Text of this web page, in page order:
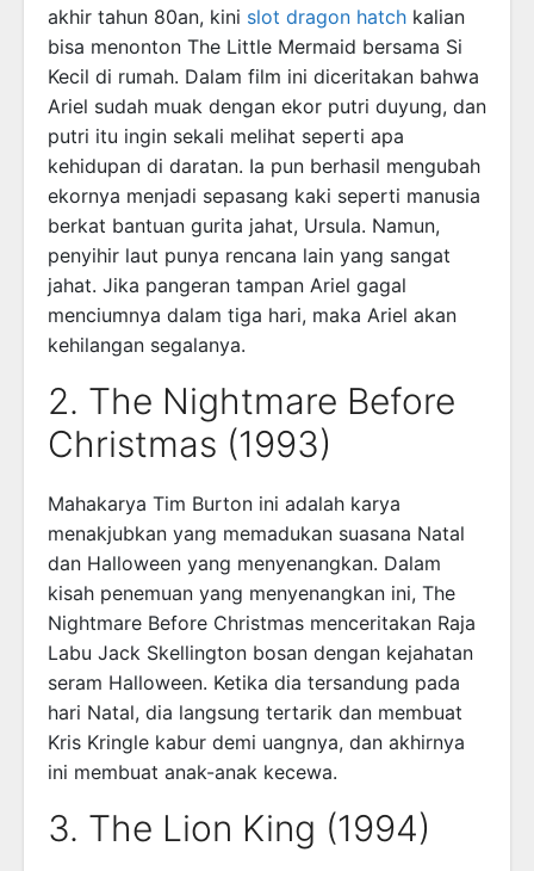
akhir tahun 80an, kini slot dragon hatch kalian
bisa menonton The Little Mermaid bersama Si
Kecil di rumah. Dalam film ini diceritakan bahwa
Ariel sudah muak dengan ekor putri duyung, dan
putri itu ingin sekali melihat seperti apa
kehidupan di daratan. Ia pun berhasil mengubah
ekornya menjadi sepasang kaki seperti manusia
berkat bantuan gurita jahat, Ursula. Namun,
penyihir laut punya rencana lain yang sangat
jahat. Jika pangeran tampan Ariel gagal
menciumnya dalam tiga hari, maka Ariel akan
kehilangan segalanya.
2. The Nightmare Before
Christmas (1993)
Mahakarya Tim Burton ini adalah karya
menakjubkan yang memadukan suasana Natal
dan Halloween yang menyenangkan. Dalam
kisah penemuan yang menyenangkan ini, The
Nightmare Before Christmas menceritakan Raja
Labu Jack Skellington bosan dengan kejahatan
seram Halloween. Ketika dia tersandung pada
hari Natal, dia langsung tertarik dan membuat
Kris Kringle kabur demi uangnya, dan akhirnya
ini membuat anak-anak kecewa.
3. The Lion King (1994)